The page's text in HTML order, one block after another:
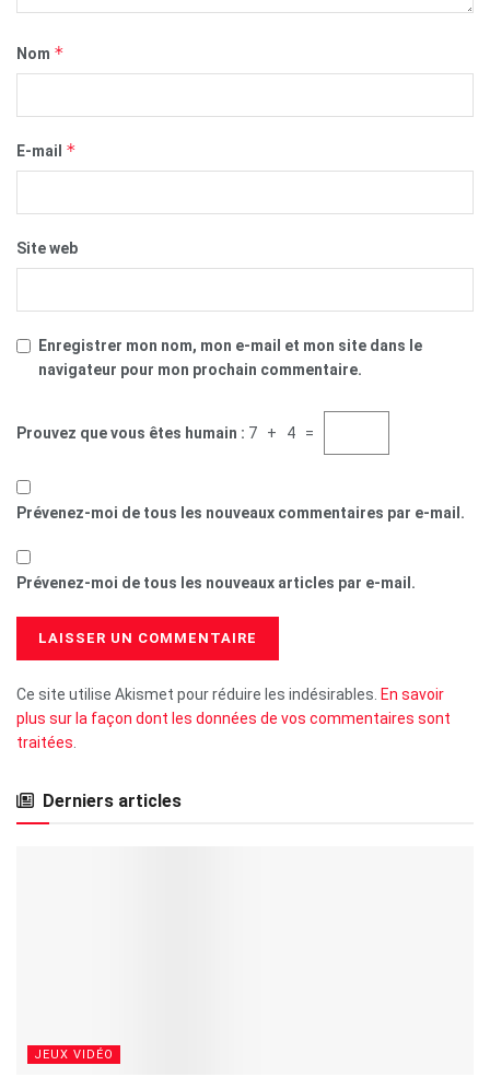
Nom *
E-mail *
Site web
Enregistrer mon nom, mon e-mail et mon site dans le
navigateur pour mon prochain commentaire.
Prouvez que vous êtes humain : 7 + 4 =
Prévenez-moi de tous les nouveaux commentaires par e-mail.
Prévenez-moi de tous les nouveaux articles par e-mail.
Ce site utilise Akismet pour réduire les indésirables. En savoir
plus sur la façon dont les données de vos commentaires sont
traitées
Derniers articles
JEUX VIDÉO